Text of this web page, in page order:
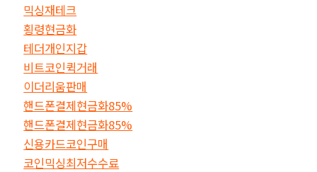
믹싱재테크
횡령현금화
테더개인지갑
비트코인퀵거래
이더리움판매
핸드폰결제현금화85%
핸드폰결제현금화85%
신용카드코인구매
코인믹싱최저수수료